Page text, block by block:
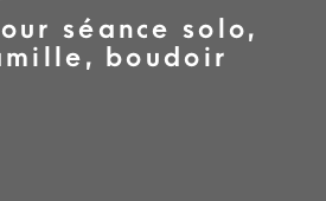
séance solo,
boudoir